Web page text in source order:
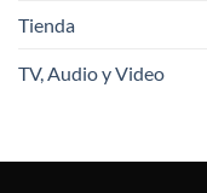
Tienda
TV, Audio y Video